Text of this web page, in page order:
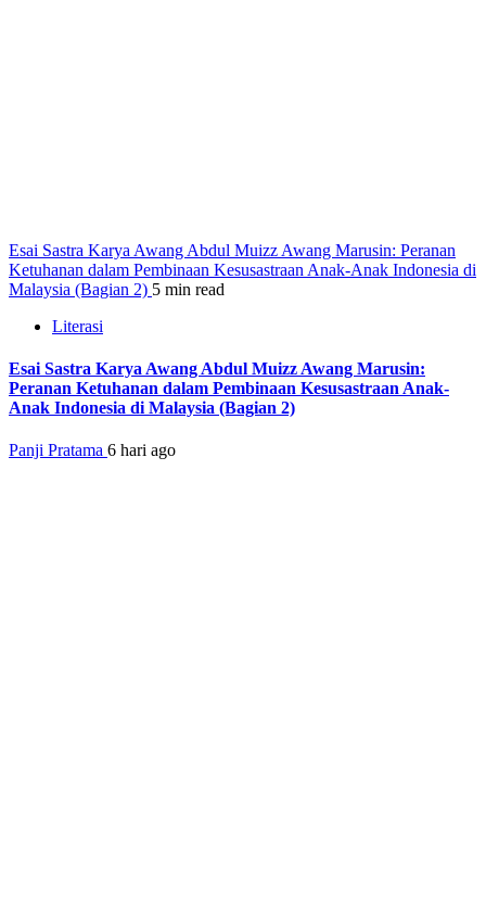
Esai Sastra Karya Awang Abdul Muizz Awang Marusin: Peranan
Ketuhanan dalam Pembinaan Kesusastraan Anak-Anak Indonesia di
Malaysia (Bagian 2) 5 min read
Literasi
Esai Sastra Karya Awang Abdul Muizz Awang Marusin:
Peranan Ketuhanan dalam Pembinaan Kesusastraan Anak-
Anak Indonesia di Malaysia (Bagian 2)
Panji Pratama 6 hari ago